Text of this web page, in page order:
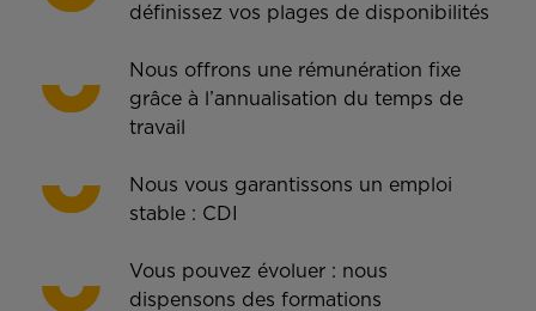
définissez vos plages de disponibilités
Nous offrons une rémunération fixe
grâce à l’annualisation du temps de
travail
Nous vous garantissons un emploi
stable : CDI
Vous pouvez évoluer : nous
dispensons des formations